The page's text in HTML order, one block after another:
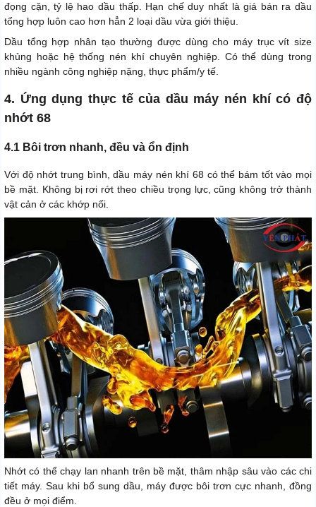
đọng cặn, tỷ lệ hao dầu thấp. Hạn chế duy nhất là giá bán ra dầu
tổng hợp luôn cao hơn hẳn 2 loại dầu vừa giới thiệu.
Dầu tổng hợp nhân tạo thường được dùng cho máy trục vít size
khủng hoặc hệ thống nén khí chuyên nghiệp. Có thể dùng trong
nhiều ngành công nghiệp nặng, thực phẩm/y tế.
4. Ứng dụng thực tế của dầu máy nén khí có độ
nhớt 68
4.1 Bôi trơn nhanh, đều và ổn định
Với độ nhớt trung bình, dầu máy nén khí 68 có thể bám tốt vào mọi
bề mặt. Không bị rơi rớt theo chiều trọng lực, cũng không trở thành
vật cản ở các khớp nối.
Nhớt có thể chạy lan nhanh trên bề mặt, thâm nhập sâu vào các chi
tiết máy. Sau khi bổ sung dầu, máy được bôi trơn cực nhanh, đồng
đều ở mọi điểm.